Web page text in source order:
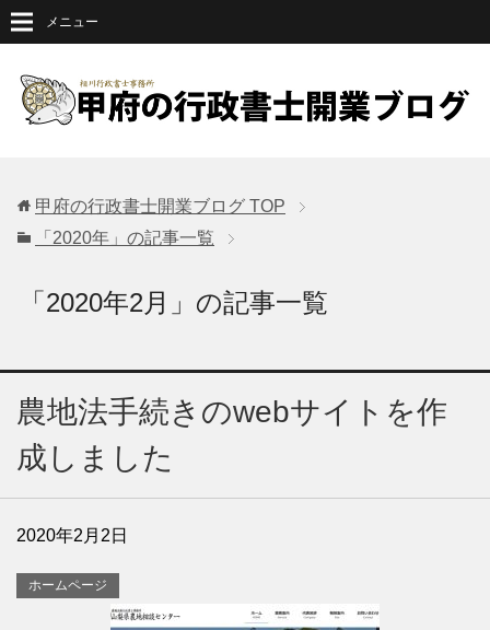
メニュー
甲府の行政書士開業ブログ TOP
「2020年」の記事一覧
「2020年2月」の記事一覧
農地法手続きのwebサイトを作
成しました
2020年2月2日
ホームページ